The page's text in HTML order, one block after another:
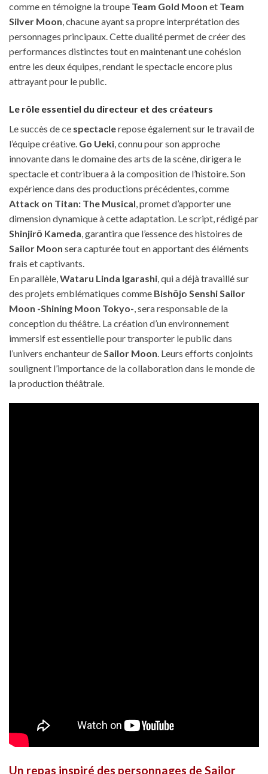
comme en témoigne la troupe Team Gold Moon et Team
Silver Moon, chacune ayant sa propre interprétation des
personnages principaux. Cette dualité permet de créer des
performances distinctes tout en maintenant une cohésion
entre les deux équipes, rendant le spectacle encore plus
attrayant pour le public.
Le rôle essentiel du directeur et des créateurs
Le succès de ce spectaclerepose également sur le travail de
l’équipe créative. Go Ueki, connu pour son approche
innovante dans le domaine des arts de la scène, dirigera le
spectacle et contribuera à la composition de l’histoire. Son
expérience dans des productions précédentes, comme
Attack on Titan: The Musical, promet d’apporter une
dimension dynamique à cette adaptation. Le script, rédigé par
Shinjirō Kameda, garantira que l’essence des histoires de
Sailor Moon sera capturée tout en apportant des éléments
frais et captivants.
En parallèle,Wataru Linda Igarashi, qui a déjà travaillé sur
des projets emblématiques comme Bishōjo Senshi Sailor
Moon -Shining Moon Tokyo-, sera responsable de la
conception du théâtre. La création d’un environnement
immersif est essentielle pour transporter le public dans
l’univers enchanteur deSailor Moon. Leurs efforts conjoints
soulignent l’importance de la collaboration dans le monde de
la production théâtrale.
Un repas inspiré des personnages de Sailor